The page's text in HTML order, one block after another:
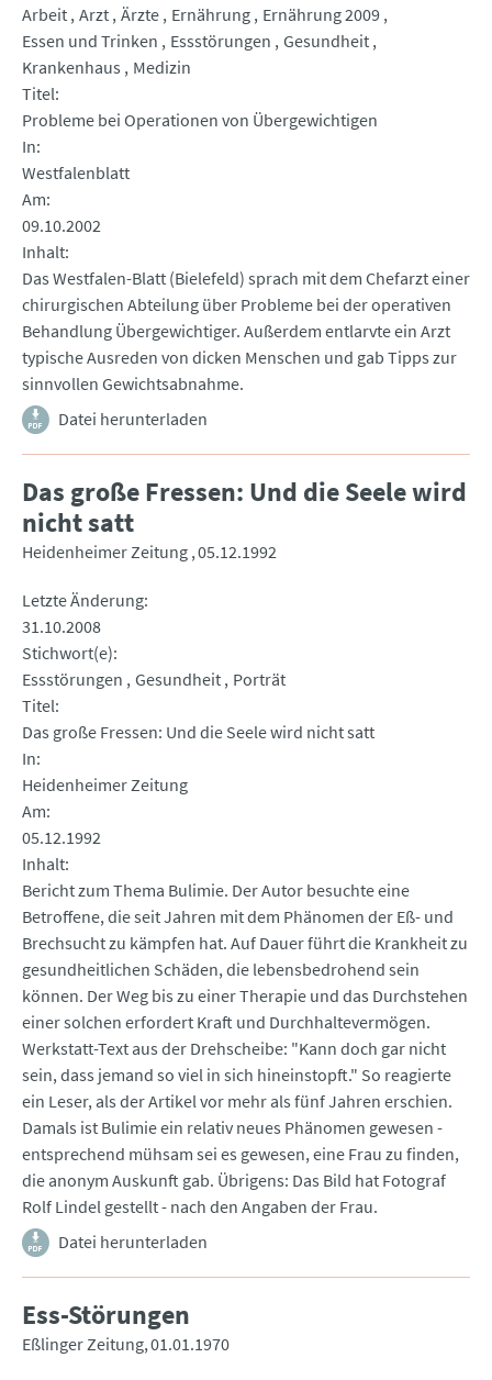
Arbeit Arzt Ärzte Ernährung Ernährung 2009
Essen und Trinken
Essstörungen Gesundheit
Krankenhaus
Medizin
Titel
Probleme bei Operationen von Übergewichtigen
In
Westfalenblatt
Am
09.10.2002
Inhalt
Das Westfalen-Blatt (Bielefeld) sprach mit dem Chefarzt einer
chirurgischen Abteilung über Probleme bei der operativen
Behandlung Übergewichtiger. Außerdem entlarvte ein Arzt
typische Ausreden von dicken Menschen und gab Tipps zur
sinnvollen Gewichtsabnahme.
Datei herunterladen
Das große Fressen: Und die Seele wird
nicht satt
Heidenheimer Zeitung 05.12.1992
Letzte Änderung
31.10.2008
Stichwort(e)
Essstörungen Gesundheit Porträt
Titel
Das große Fressen: Und die Seele wird nicht satt
In
Heidenheimer Zeitung
Am
05.12.1992
Inhalt
Bericht zum Thema Bulimie. Der Autor besuchte eine
Betroffene, die seit Jahren mit dem Phänomen der Eß- und
Brechsucht zu kämpfen hat. Auf Dauer führt die Krankheit zu
gesundheitlichen Schäden, die lebensbedrohend sein
können. Der Weg bis zu einer Therapie und das Durchstehen
einer solchen erfordert Kraft und Durchhaltevermögen.
Werkstatt-Text aus der Drehscheibe: "Kann doch gar nicht
sein, dass jemand so viel in sich hineinstopft." So reagierte
ein Leser, als der Artikel vor mehr als fünf Jahren erschien.
Damals ist Bulimie ein relativ neues Phänomen gewesen -
entsprechend mühsam sei es gewesen, eine Frau zu finden,
die anonym Auskunft gab. Übrigens: Das Bild hat Fotograf
Rolf Lindel gestellt - nach den Angaben der Frau.
Datei herunterladen
Ess-Störungen
Eßlinger Zeitung 01.01.1970